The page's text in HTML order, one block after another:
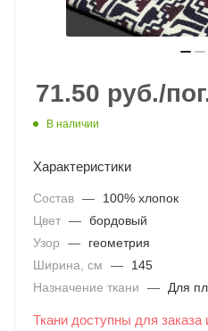
71.50 руб./
В наличии
Характеристики
Состав —
100% хлопок
Цвет — бордовый
Узор
—
геометрия
Ширина, см
—
145
Назначение ткани
— Для
Ткани доступны для заказа